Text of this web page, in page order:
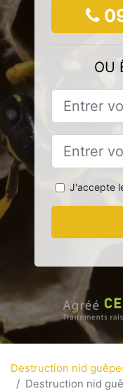
OU
J'accepte
Destruction nid
Destruction nid